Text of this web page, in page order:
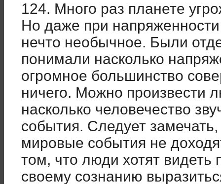
124. Много раз планете
Но даже при
нечто необычное. Были
понимали насколько
огромное большинство
ничего. Можно произвести
насколько человечество
события. Следует
мировые события не
том, что люди хотят видеть
своему сознанию